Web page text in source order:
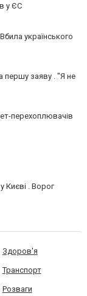
у ЄС
українського
першу заяву . "Я не
перехоплювачів
Києві . Ворог
Здоров'я
Транспорт
Розваги